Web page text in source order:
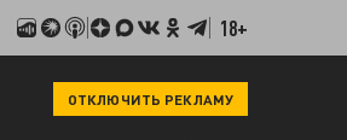
18+
ОТКЛЮЧИТЬ РЕКЛАМУ